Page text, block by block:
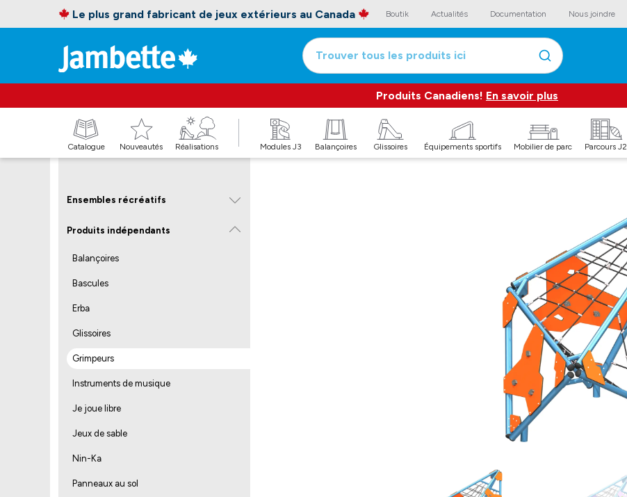
Le plus grand fabricant de jeux extérieurs au Canada Boutik Actualités Documentation Nous joindre
Trouver tous les produits ici
Produits Canadiens! En savoir plus
Catalogue Nouveautés Réalisations Modules J3 Balançoires Glissoires Équipements sportifs Mobilier de parc Parcours J2
Ensembles récréatifs
Produits indépendants
Balançoires
Bascules
Erba
Glissoires
Grimpeurs
Instruments de musique
Je joue libre
Jeux de sable
Nin-Ka
Panneaux au sol